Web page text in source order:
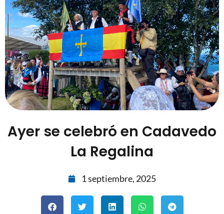
Ayer se celebró en Cadavedo
La Regalina
1 septiembre, 2025